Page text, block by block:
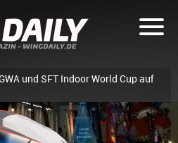
und SFT Indoor World Cup auf